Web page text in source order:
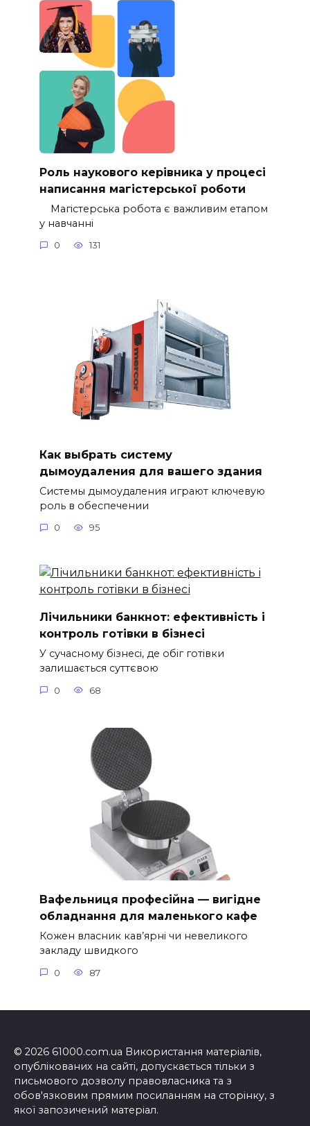
Роль наукового керівника у процесі
написання магістерської роботи
Магістерська робота є важливим етапом
у навчанні
0 131
Как выбрать систему
дымоудаления для вашего здания
Системы дымоудаления играют ключевую
роль в обеспечении
0 95
Лічильники банкнот: ефективність і
контроль готівки в бізнесі
У сучасному бізнесі, де обіг готівки
залишається суттєвою
0 68
Вафельниця професійна — вигідне
обладнання для маленького кафе
Кожен власник кав’ярні чи невеликого
закладу швидкого
0 87
© 2026 61000.com.ua Використання матеріалів,
опублікованих на сайті, допускається тільки з
письмового дозволу правовласника та з
обов'язковим прямим посиланням на сторінку, з
якої запозичений матеріал.